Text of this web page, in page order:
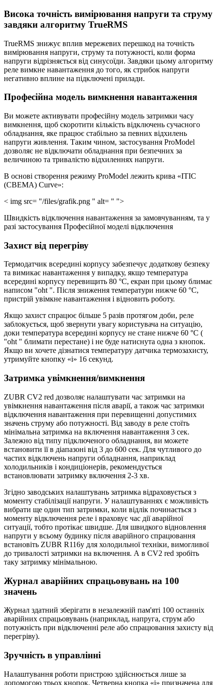
Висока точність вимірювання напруги та струму
завдяки алгоритму TrueRMS
TrueRMS знижує вплив мережевих перешкод на точність
вимірювання напруги, струму та потужності, коли форма
напруги відрізняється від синусоїди. Завдяки цьому алгоритму
реле вимкне навантаження до того, як стрибок напруги
негативно вплине на підключені прилади.
Професійна модель вимкнення навантаження
Ви можете активувати професійну модель затримки часу
вимкнення, щоб скоротити кількість відключень сучасного
обладнання, яке працює стабільно за певних відхилень
напруги живлення. Таким чином, застосування ProModel
дозволяє не відключати обладнання при безпечних за
величиною та тривалістю відхиленнях напруги.
В основі створення режиму ProModel лежить крива «ITIC
(CBEMA) Curve»:
< img src= "/files/grafik.png " alt= " ">
Швидкість відключення навантаження за замовчуванням, та у
разі застосування Професійної моделі відключення
Захист від перегріву
Термодатчик всередині корпусу забезпечує додаткову безпеку
та вимикає навантаження у випадку, якщо температура
всередині корпусу перевищить 80 °С, екран при цьому блимає
написом "oht ". Після зниження температури нижче 60 °С,
пристрій увімкне навантаження і відновить роботу.
Якщо захист спрацює більше 5 разів протягом доби, реле
заблокується, щоб звернути увагу користувача на ситуацію,
доки температура всередині корпусу не стане нижче 60 °С (
"oht " блимати перестане) і не буде натиснута одна з кнопок.
Якщо ви хочете дізнатися температуру датчика термозахисту,
утримуйте кнопку «i» 16 секунд.
Затримка увімкнення/вимкнення
ZUBR CV2 red дозволяє налаштувати час затримки на
увімкнення навантаження після аварії, а також час затримки
відключення навантаження при перевищенні допустимих
значень струму або потужності. Від заводу в реле стоїть
мінімальна затримка на включення навантаження 3 сек.
Залежно від типу підключеного обладнання, ви можете
встановити її в діапазоні від 3 до 600 сек. Для чутливого до
частих відключень напруги обладнання, наприклад
холодильників і кондиціонерів, рекомендується
встановлювати затримку включення 2-3 хв.
Згідно заводських налаштувань затримка відраховується з
моменту стабілізації напруги. У налаштуваннях є можливість
вибрати ще один тип затримки, коли відлік починається з
моменту відключення реле і враховує час дії аварійної
ситуації, тобто протікає швидше. Для швидкого відновлення
напруги у всьому будинку після аварійного спрацювання
встановіть ZUBR R116y для холодильної техніки, вимогливої
до тривалості затримки на включення. А в CV2 red зробіть
таку затримку мінімальною.
Журнал аварійних спрацьовувань на 100
значень
Журнал здатний зберігати в незалежній пам'яті 100 останніх
аварійних спрацьовувань (наприклад, напруга, струм або
потужність при відключенні реле або спрацювання захисту від
перегріву).
Зручність в управлінні
Налаштування роботи пристрою здійснюється лише за
допомогою трьох кнопок. Четверна кнопка «i» призначена для